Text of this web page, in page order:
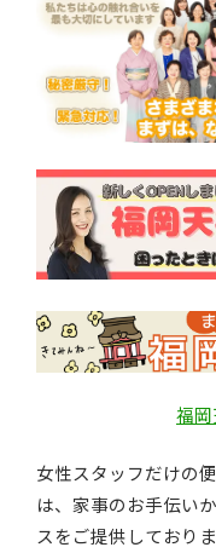
福
女性スタッフだけの
は、家事のお手伝い
スをご提供しており